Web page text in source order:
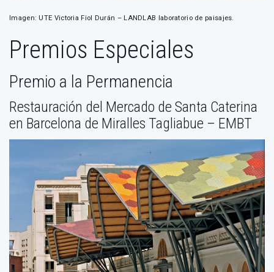
Imagen: UTE Victoria Fiol Durán – LANDLAB laboratorio de paisajes.
Premios Especiales
Premio a la Permanencia
Restauración del Mercado de Santa Caterina
en Barcelona de Miralles Tagliabue – EMBT